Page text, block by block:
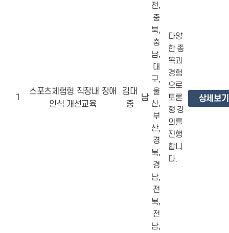
1
스포츠체험형 직장내 장애
인식 개선교육
김대
중
남
전,
충
북,
충
남,
대
구,
울
산,
부
산,
경
북,
경
남,
전
북,
전
남,
다양
한 종
목과
경험
으로
토론
형 강
의를
진행
합니
다.
상세보기